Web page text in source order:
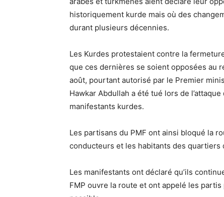
historiquement kurde mais où des
durant plusieurs décennies.
Les Kurdes protestaient contre la
que ces dernières se soient opposées au
août, pourtant autorisé par le Premier
Hawkar Abdullah a été tué lors de
manifestants kurdes.
Les partisans du PMF ont ainsi bloqué la
conducteurs et les habitants des quartiers
Les manifestants ont déclaré qu’ils
FMP ouvre la route et ont appelé les